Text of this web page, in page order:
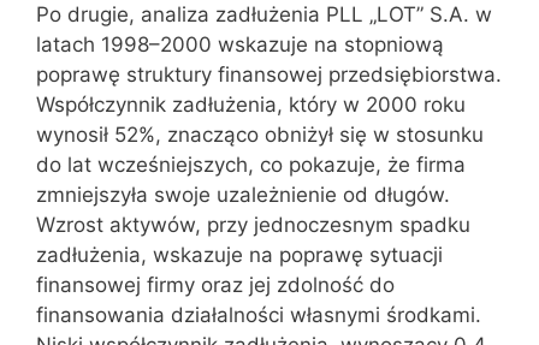
Po drugie, analiza zadłużenia PLL „LOT” S.A. w
latach 1998–2000 wskazuje na stopniową
poprawę struktury finansowej przedsiębiorstwa.
Współczynnik zadłużenia, który w 2000 roku
wynosił 52%, znacząco obniżył się w stosunku
do lat wcześniejszych, co pokazuje, że firma
zmniejszyła swoje uzależnienie od długów.
Wzrost aktywów, przy jednoczesnym spadku
zadłużenia, wskazuje na poprawę sytuacji
finansowej firmy oraz jej zdolność do
finansowania działalności własnymi środkami.